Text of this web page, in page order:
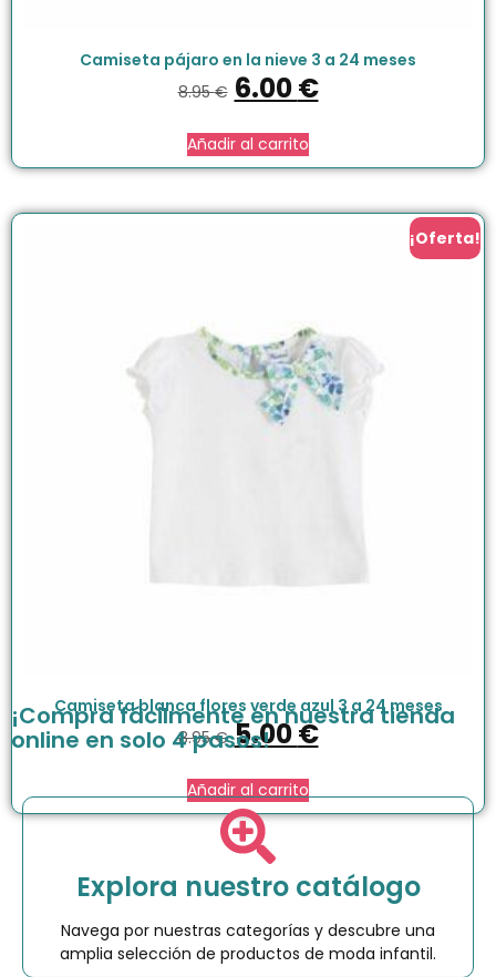
Camiseta pájaro en la nieve 3 a 24 meses
8.95€ 6.00€
Añadir al carrito
¡Oferta!
Camiseta blanca flores verde azul 3 a 24 meses
8.95€ 5.00€
Añadir al carrito
¡Compra fácilmente en nuestra tienda
online en solo 4 pasos!
Explora nuestro catálogo
Navega por nuestras categorías y descubre una
amplia selección de productos de moda infantil.